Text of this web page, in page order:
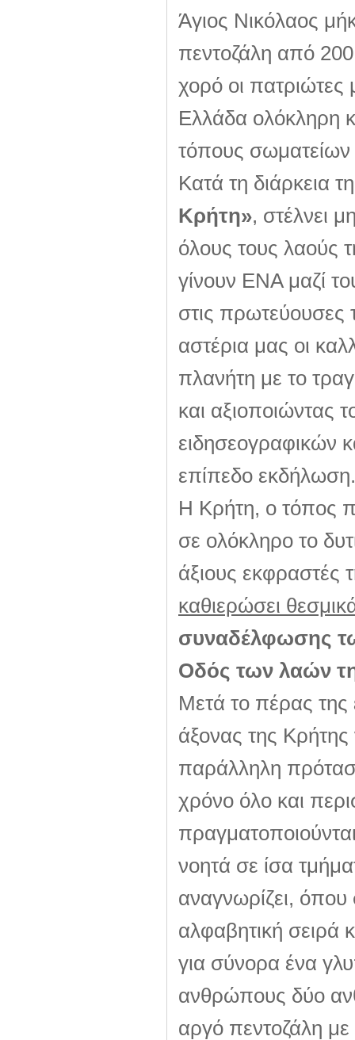
Άγιος Νικόλαος
πεντοζάλη από
χορό οι
Ελλάδα ολόκληρη
τόπους σωματείων
Κατά τη διάρκεια
Κρήτη», στέλνει
όλους τους λαούς
γίνουν ΕΝΑ μαζί
στις
αστέρια μας οι
πλανήτη με το
και αξιοποιώντας
ειδησεογραφικών
επίπεδο εκδήλωση.
Η Κρήτη, ο τόπος
σε ολόκληρο το
άξιους εκφραστές
καθιερώσει
συναδέλφωσης
Οδός των λαών
Μετά το πέρας της
άξονας της Κρήτης
παράλληλη
χρόνο όλο και
νοητά σε ίσα
αναγνωρίζει,
αλφαβητική σειρά
για σύνορα ένα
ανθρώπους δύο
αργό πεντοζάλη